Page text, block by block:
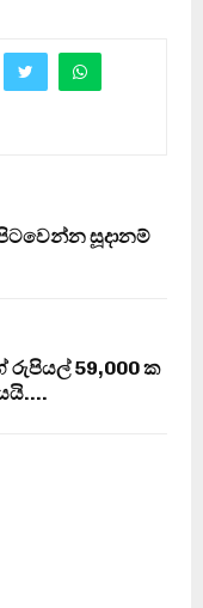
සූදානම්
59,000 ක